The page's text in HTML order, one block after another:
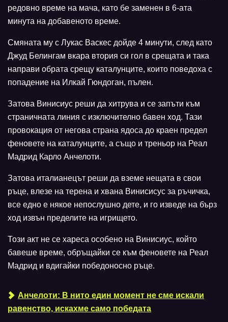
редовно време на мача, като бе заменен в 6-ата
минута на добавеното време.
Смяната му с Лукас Васкес дойде 4 минути, след като
Джуд Белингам вкара втория си гол в срещата и така
направи обрата срещу каталунците, които поведоха с
попадение на Илкай Гюндоган, пълен.
Затова Винисиус реши да хитрува и се запъти към
страничната линия с изключително бавен ход. Тази
провокация от негова страна ядоса до краен предел
феновете на каталунците, а също и треньор на Реал
Мадрид Карло Анчелоти.
Затова италианецът реши да вземе нещата в свои
ръце, влезе на терена и хвана Винисисус за ръчичка,
все едно е някое непослушно дете, и го изведе на бърз
ход извън пределите на игрището.
Този акт не се хареса особено на Винисиус, който
бавеше време, обръщайки се към феновете на Реал
Мадрид и вдигайки победоносно ръце.
Анчелоти: В нито един момент не сме искали
равенство, искахме само победата